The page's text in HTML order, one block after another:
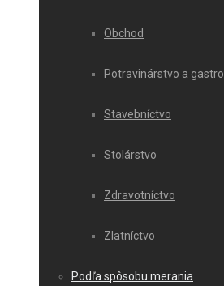
Obchod
Potravinárstvo a gastro
Stavebníctvo
Stolárstvo
Zdravotníctvo
Zlatníctvo
Podľa spôsobu merania